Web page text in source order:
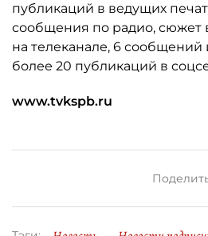
публикаций в ведущих
сообщения по радио, сюжет
на телеканале, 6 сообщений
более 20 публикаций в
www.tvkspb.ru